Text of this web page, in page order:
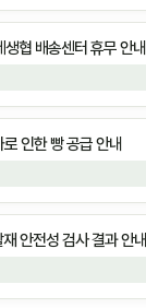
협 배송센터 휴무 안내
인한 빵 공급 안내
안전성 검사 결과 안내